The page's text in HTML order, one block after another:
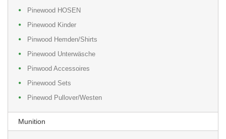
Pinewood HOSEN
Pinewood Kinder
Pinwood Hemden/Shirts
Pinewood Unterwäsche
Pinwood Accessoires
Pinewood Sets
Pinewod Pullover/Westen
Munition